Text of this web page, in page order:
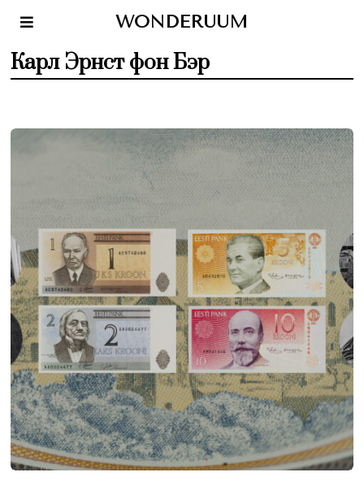
WONDERUUM
Карл Эрнст фон Бэр